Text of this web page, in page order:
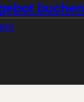
buchen